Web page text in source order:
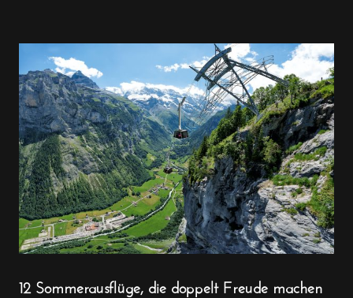
12 Sommerausflüge, die doppelt Freude machen